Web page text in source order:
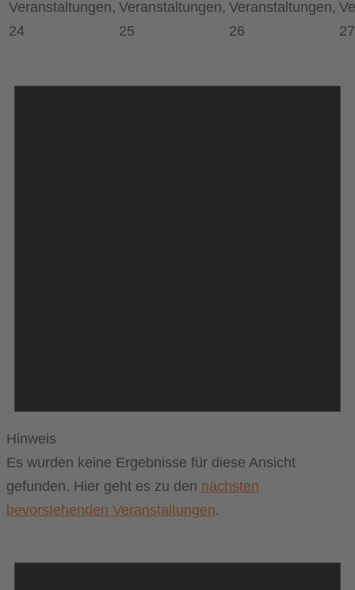
Veranstaltungen,
24
Veranstaltungen,
25
Veranstaltungen,
26
27
Hinweis
Es wurden keine Ergebnisse für diese Ansicht
gefunden. Hier geht es zu den nächsten
bevorstehenden Veranstaltungen.